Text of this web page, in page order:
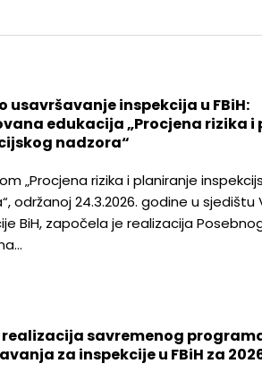
usavršavanje inspekcija u FBiH:
edukacija „Procjena rizika
nadzora“
„Procjena rizika i planiranje
održanoj 24.3.2026. godine u sjedištu
BiH, započela je realizacija
realizacija savremenog
za inspekcije u FBiH za